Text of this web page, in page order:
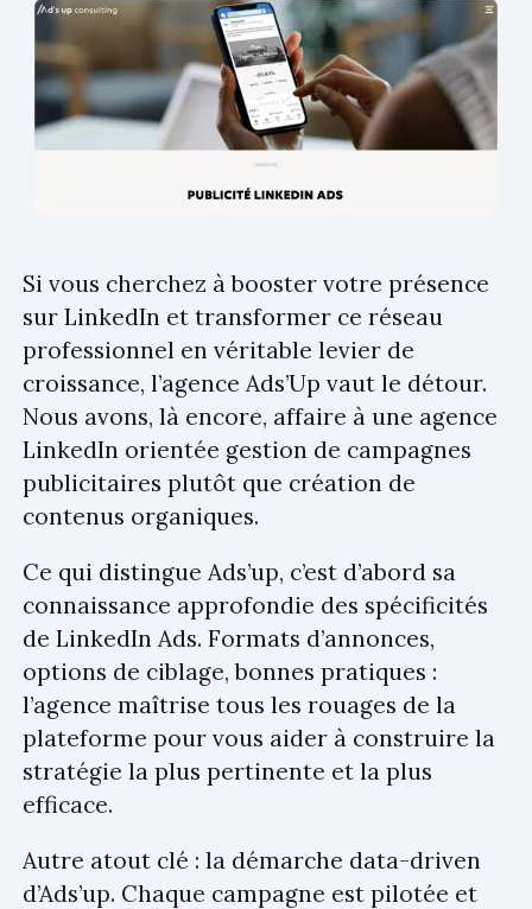
Si vous cherchez à booster votre présence
sur LinkedIn et transformer ce réseau
professionnel en véritable levier de
croissance, l’agence Ads’Up vaut le détour.
Nous avons, là encore, affaire à une agence
LinkedIn orientée gestion de campagnes
publicitaires plutôt que création de
contenus organiques.
Ce qui distingue Ads’up, c’est d’abord sa
connaissance approfondie des spécificités
de LinkedIn Ads. Formats d’annonces,
options de ciblage, bonnes pratiques :
l’agence maîtrise tous les rouages de la
plateforme pour vous aider à construire la
stratégie la plus pertinente et la plus
efficace.
Autre atout clé : la démarche data-driven
d’Ads’up. Chaque campagne est pilotée et